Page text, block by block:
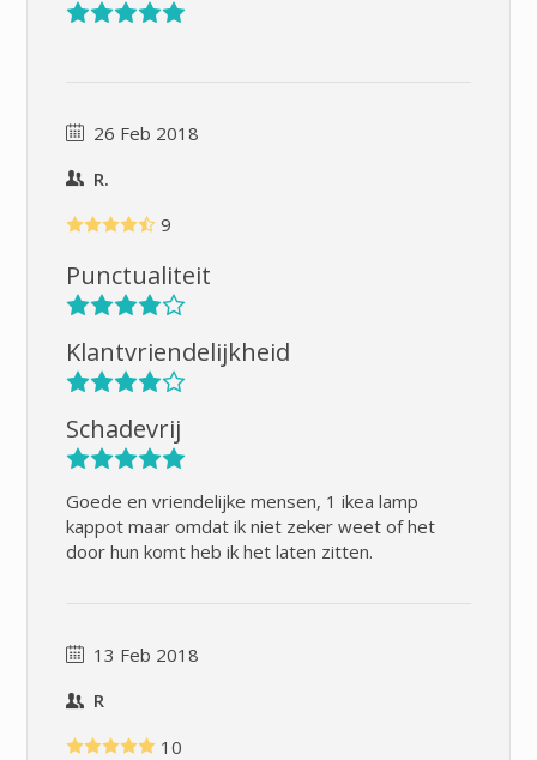
26 Feb 2018
R.
9
Punctualiteit
Klantvriendelijkheid
Schadevrij
Goede en vriendelijke mensen, 1 ikea lamp
kappot maar omdat ik niet zeker weet of het
door hun komt heb ik het laten zitten.
13 Feb 2018
R
10